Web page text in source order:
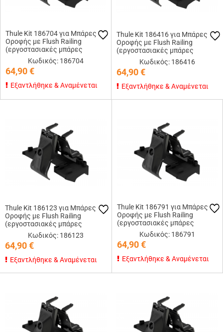
Thule Kit 186704 για Μπάρες
Οροφής με Flush Railing
(εργοστασιακές μπάρες
εφαπτόμενες στην οροφή)
Κωδικός: 186704
64,90€
Εξαντλήθηκε & Αναμένεται
Thule Kit 186416 για Μπάρες
Οροφής με Flush Railing
(εργοστασιακές μπάρες
εφαπτόμενες στην οροφή)
Κωδικός: 186416
64,90€
Εξαντλήθηκε & Αναμένεται
Thule Kit 186123 για Μπάρες
Οροφής με Flush Railing
(εργοστασιακές μπάρες
εφαπτόμενες στην οροφή)
Κωδικός: 186123
64,90€
Εξαντλήθηκε & Αναμένεται
Thule Kit 186791 για Μπάρες
Οροφής με Flush Railing
(εργοστασιακές μπάρες
εφαπτόμενες στην οροφή)
Κωδικός: 186791
64,90€
Εξαντλήθηκε & Αναμένεται